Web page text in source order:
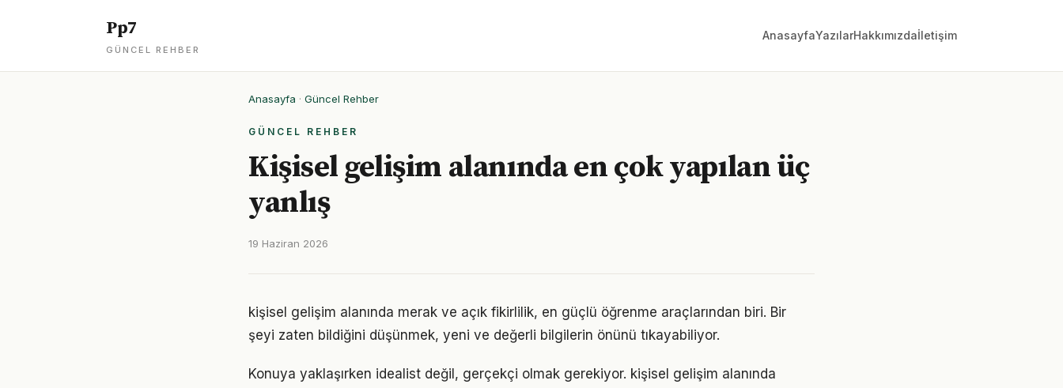
Pp7
GÜNCEL REHBER
AnasayfaYazılarHakkımızdaİletişim
Anasayfa · Güncel Rehber
GÜNCEL REHBER
Kişisel gelişim alanında en çok yapılan üç
yanlış
19 Haziran 2026
kişisel gelişim alanında merak ve açık fikirlilik, en güçlü öğrenme araçlarından biri. Bir
şeyi zaten bildiğini düşünmek, yeni ve değerli bilgilerin önünü tıkayabiliyor.
Konuya yaklaşırken idealist değil, gerçekçi olmak gerekiyor. kişisel gelişim alanında